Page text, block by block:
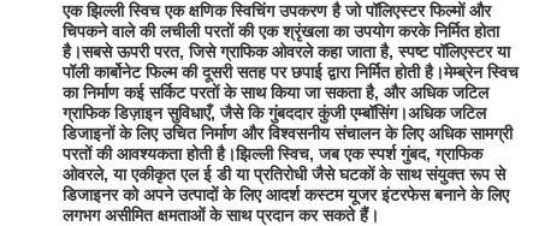
एक झिल्ली स्विच एक क्षणिक स्विचिंग उपकरण है जो पॉलिएस्टर फिल्मों और
चिपकने वाले की लचीली परतों की एक श्रृंखला का उपयोग करके निर्मित होता
है।सबसे ऊपरी परत, जिसे ग्राफिक ओवरले कहा जाता है, स्पष्ट पॉलिएस्टर या
पॉली कार्बोनेट फिल्म की दूसरी सतह पर छपाई द्वारा निर्मित होती है।मेम्ब्रेन स्विच
का निर्माण कई सर्किट परतों के साथ किया जा सकता है, और अधिक जटिल
ग्राफिक डिज़ाइन सुविधाएँ, जैसे कि गुंबददार कुंजी एम्बॉसिंग।अधिक जटिल
डिजाइनों के लिए उचित निर्माण और विश्वसनीय संचालन के लिए अधिक सामग्री
परतों की आवश्यकता होती है।झिल्ली स्विच, जब एक स्पर्श गुंबद, ग्राफिक
ओवरले, या एकीकृत एल ई डी या प्रतिरोधी जैसे घटकों के साथ संयुक्त रूप से
डिजाइनर को अपने उत्पादों के लिए आदर्श कस्टम यूजर इंटरफेस बनाने के लिए
लगभग असीमित क्षमताओं के साथ प्रदान कर सकते हैं।